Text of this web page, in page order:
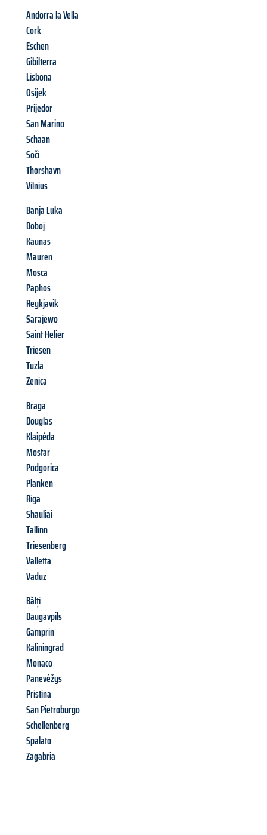
Andorra la Vella
Cork
Eschen
Gibilterra
Lisbona
Osijek
Prijedor
San Marino
Schaan
Soči
Thorshavn
Vilnius
Banja Luka
Doboj
Kaunas
Mauren
Mosca
Paphos
Reykjavik
Sarajewo
Saint Helier
Triesen
Tuzla
Zenica
Braga
Douglas
Klaipéda
Mostar
Podgorica
Planken
Riga
Shauliai
Tallinn
Triesenberg
Valletta
Vaduz
Bălți
Daugavpils
Gamprin
Kaliningrad
Monaco
Panevėžys
Pristina
San Pietroburgo
Schellenberg
Spalato
Zagabria